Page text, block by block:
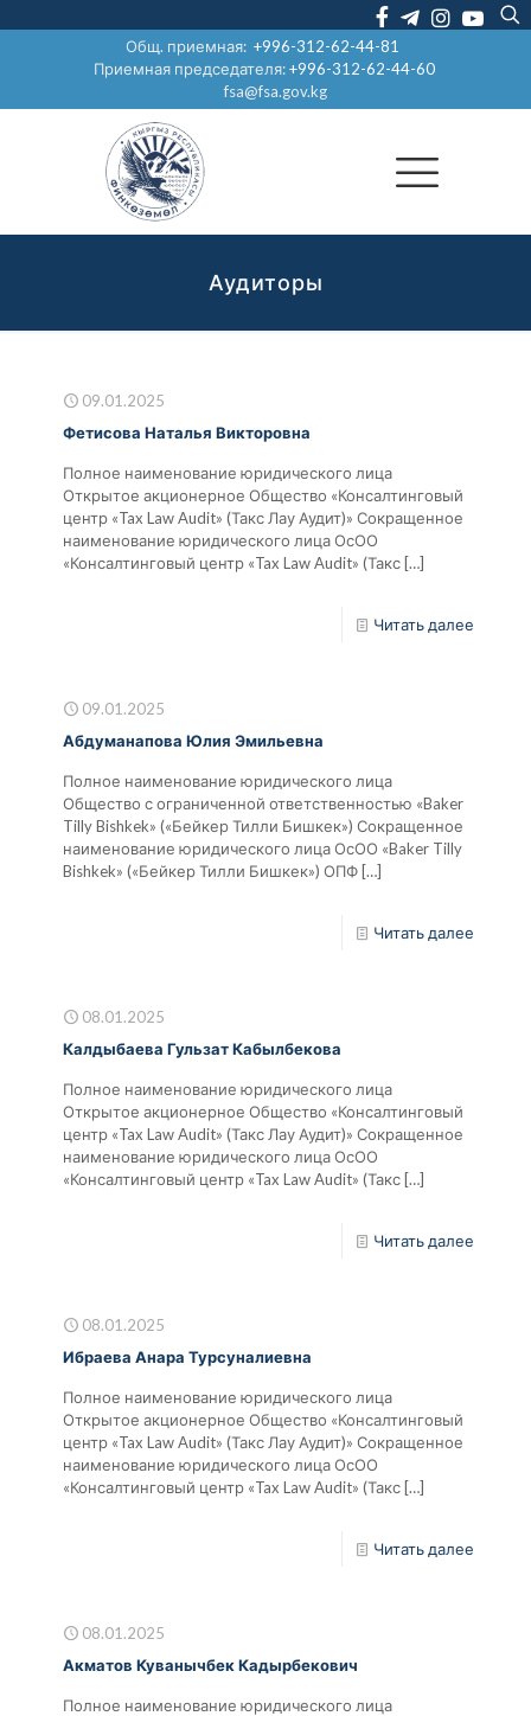
Общ. приемная:+996-312-62-44-81
Приемная председателя:+996-312-62-44-60
fsa@fsa.gov.kg
Аудиторы
09.01.2025
Фетисова Наталья Викторовна
Полное наименование юридического лица
Открытое акционерное Общество «Консалтинговый
центр «Tax Law Audit» (Такс Лау Аудит)» Сокращенное
наименование юридического лица ОсОО
«Консалтинговый центр «Tax Law Audit» (Такс[…]
Читать далее
09.01.2025
Абдуманапова Юлия Эмильевна
Полное наименование юридического лица
Общество с ограниченной ответственностью «Baker
Tilly Bishkek» («Бейкер Тилли Бишкек») Сокращенное
наименование юридического лица ОсОО «Baker Tilly
Bishkek» («Бейкер Тилли Бишкек») ОПФ[…]
Читать далее
08.01.2025
Калдыбаева Гульзат Кабылбекова
Полное наименование юридического лица
Открытое акционерное Общество «Консалтинговый
центр «Tax Law Audit» (Такс Лау Аудит)» Сокращенное
наименование юридического лица ОсОО
«Консалтинговый центр «Tax Law Audit» (Такс[…]
Читать далее
08.01.2025
Ибраева Анара Турсуналиевна
Полное наименование юридического лица
Открытое акционерное Общество «Консалтинговый
центр «Tax Law Audit» (Такс Лау Аудит)» Сокращенное
наименование юридического лица ОсОО
«Консалтинговый центр «Tax Law Audit» (Такс[…]
Читать далее
08.01.2025
Акматов Куванычбек Кадырбекович
Полное наименование юридического лица